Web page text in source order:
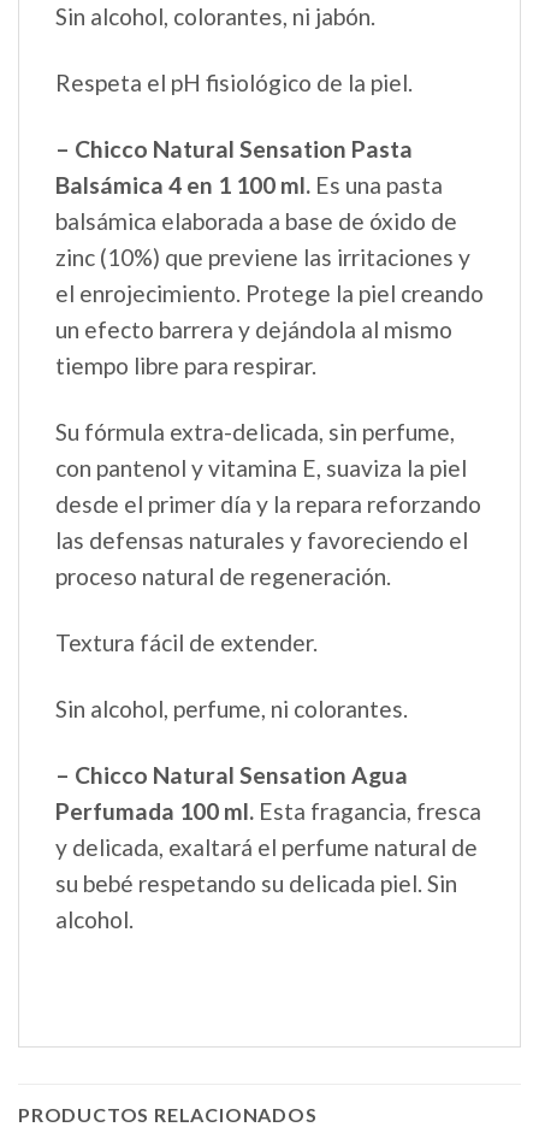
Sin alcohol, colorantes, ni jabón.
Respeta el pH fisiológico de la piel.
– Chicco Natural Sensation Pasta
Balsámica 4 en 1 100 ml. Es una pasta
balsámica elaborada a base de óxido de
zinc (10%) que previene las irritaciones y
el enrojecimiento. Protege la piel creando
un efecto barrera y dejándola al mismo
tiempo libre para respirar.
Su fórmula extra-delicada, sin perfume,
con pantenol y vitamina E, suaviza la piel
desde el primer día y la repara reforzando
las defensas naturales y favoreciendo el
proceso natural de regeneración.
Textura fácil de extender.
Sin alcohol, perfume, ni colorantes.
– Chicco Natural Sensation Agua
Perfumada 100 ml. Esta fragancia, fresca
y delicada, exaltará el perfume natural de
su bebé respetando su delicada piel. Sin
alcohol.
PRODUCTOS RELACIONADOS